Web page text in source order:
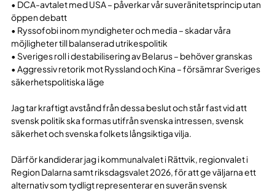
• DCA-avtalet med USA – påverkar vår suveränitetsprincip utan
öppen debatt
• Ryssofobi inom myndigheter och media – skadar våra
möjligheter till balanserad utrikespolitik
• Sveriges roll i destabilisering av Belarus – behöver granskas
• Aggressiv retorik mot Ryssland och Kina – försämrar Sveriges
säkerhetspolitiska läge
Jag tar kraftigt avstånd från dessa beslut och står fast vid att
svensk politik ska formas utifrån svenska intressen, svensk
säkerhet och svenska folkets långsiktiga vilja.
Därför kandiderar jag i kommunalvalet i Rättvik, regionvalet i
Region Dalarna samt riksdagsvalet 2026, för att ge väljarna ett
alternativ som tydligt representerar en suverän svensk